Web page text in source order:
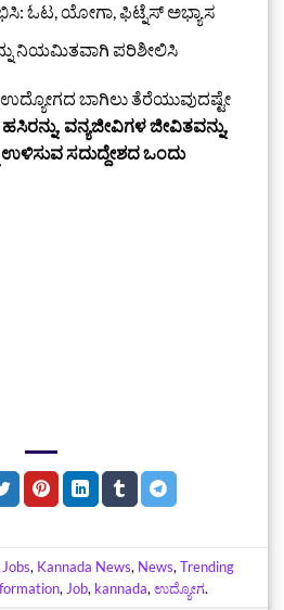
ಓಟ, ಯೋಗಾ, ಫಿಟ್ನೆಸ್ ಅಭ್ಯಾಸ
ನಿಯಮಿತವಾಗಿ ಪರಿಶೀಲಿಸಿ
ಬಾಗಿಲು ತೆರೆಯುವುದಷ್ಟೇ
ವನ್ಯಜೀವಿಗಳ ಜೀವಿತವನ್ನು,
ಉಳಿಸುವ ಸದುದ್ದೇಶದ ಒಂದು
Jobs, Kannada News, News, Trending
, Job, kannada, ಉದ್ಯೋಗ.